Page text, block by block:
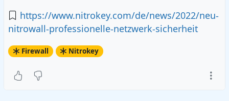
https://www.nitrokey.com/de/news/2022/neu-
nitrowall-professionelle-netzwerk-sicherheit
Firewall Nitrokey